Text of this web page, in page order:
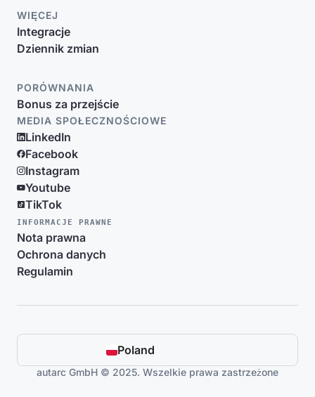
WIĘCEJ
Integracje
Dziennik zmian
PORÓWNANIA
Bonus za przejście
MEDIA SPOŁECZNOŚCIOWE
LinkedIn
Facebook
Instagram
Youtube
TikTok
INFORMACJE PRAWNE
Nota prawna
Ochrona danych
Regulamin
Poland
autarc GmbH © 2025. Wszelkie prawa zastrzeżone